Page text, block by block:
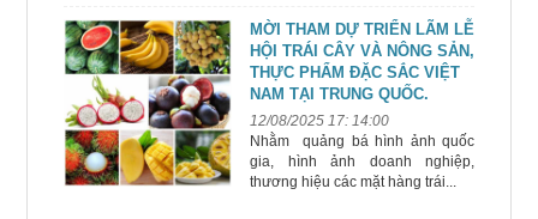
MỜI THAM DỰ TRIỂN LÃM LỄ
HỘI TRÁI CÂY VÀ NÔNG SẢN,
THỰC PHẨM ĐẶC SẮC VIỆT
NAM TẠI TRUNG QUỐC.
12/08/2025 17: 14:00
Nhằm quảng bá hình ảnh quốc
gia, hình ảnh doanh nghiệp,
thương hiệu các mặt hàng trái...